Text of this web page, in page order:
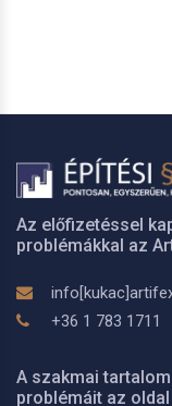
Az előfizetéssel
problémákkal az
+36 1 783 1711
A szakmai
problémáit az